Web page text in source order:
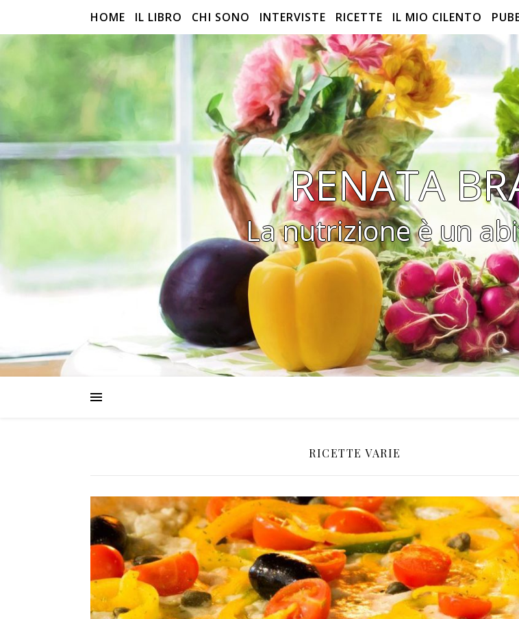
HOME IL LIBRO CHI SONO INTERVISTE RICETTE IL MIO CILENTO
RENATA
La nutrizione è un
RICETTE VARIE